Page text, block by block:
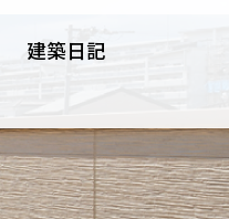
建築日記